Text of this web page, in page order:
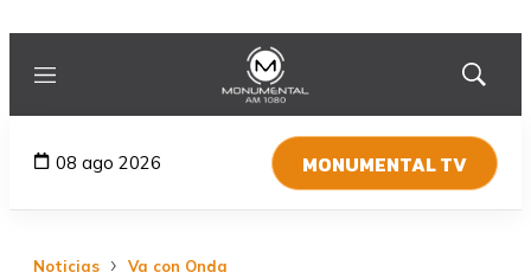
Menú
Mostrar
08 ago 2026 MONUMENTAL TV
Noticias Va con Onda